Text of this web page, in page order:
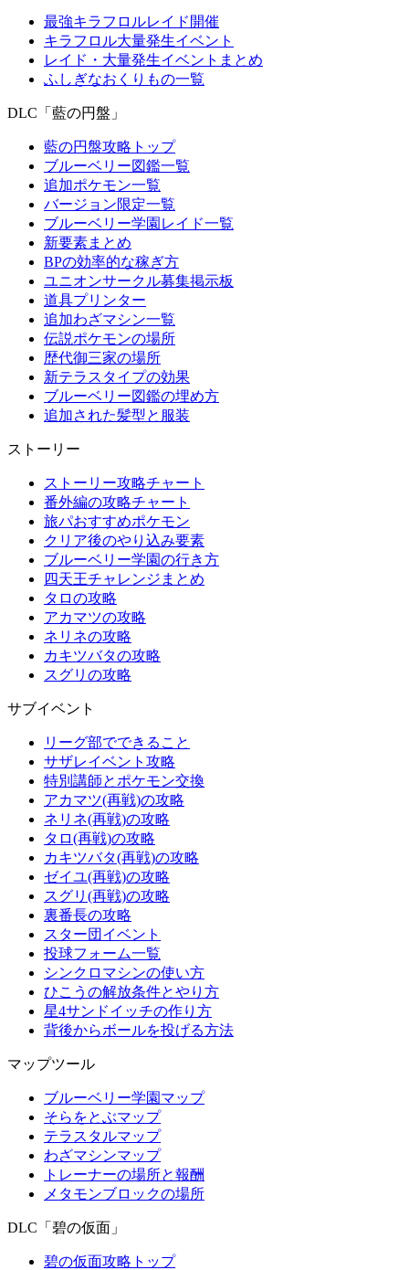
最強キラフロルレイド開催
キラフロル大量発生イベント
レイド・大量発生イベントまとめ
ふしぎなおくりもの一覧
DLC「藍の円盤」
藍の円盤攻略トップ
ブルーベリー図鑑一覧
追加ポケモン一覧
バージョン限定一覧
ブルーベリー学園レイド一覧
新要素まとめ
BPの効率的な稼ぎ方
ユニオンサークル募集掲示板
道具プリンター
追加わざマシン一覧
伝説ポケモンの場所
歴代御三家の場所
新テラスタイプの効果
ブルーベリー図鑑の埋め方
追加された髪型と服装
ストーリー
ストーリー攻略チャート
番外編の攻略チャート
旅パおすすめポケモン
クリア後のやり込み要素
ブルーベリー学園の行き方
四天王チャレンジまとめ
タロの攻略
アカマツの攻略
ネリネの攻略
カキツバタの攻略
スグリの攻略
サブイベント
リーグ部でできること
サザレイベント攻略
特別講師とポケモン交換
アカマツ(再戦)の攻略
ネリネ(再戦)の攻略
タロ(再戦)の攻略
カキツバタ(再戦)の攻略
ゼイユ(再戦)の攻略
スグリ(再戦)の攻略
裏番長の攻略
スター団イベント
投球フォーム一覧
シンクロマシンの使い方
ひこうの解放条件とやり方
星4サンドイッチの作り方
背後からボールを投げる方法
マップツール
ブルーベリー学園マップ
そらをとぶマップ
テラスタルマップ
わざマシンマップ
トレーナーの場所と報酬
メタモンブロックの場所
DLC「碧の仮面」
碧の仮面攻略トップ